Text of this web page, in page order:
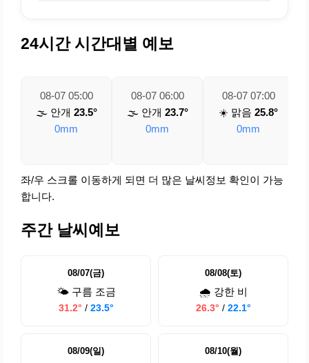
24시간 시간대별 예보
08-07 05:00
🌫️ 안개 23.5°
0mm
08-07 06:00
🌫️ 안개 23.7°
0mm
08-07 07:00
☀️ 맑음 25.8°
0mm
좌/우 스크롤 이동하게 되면 더 많은 날씨정보 확인이 가능
합니다.
주간 날씨예보
08/07(금)
🌤️ 구름 조금
31.2° / 23.5°
08/08(토)
🌧️ 강한 비
26.3° / 22.1°
08/09(일) 08/10(월)